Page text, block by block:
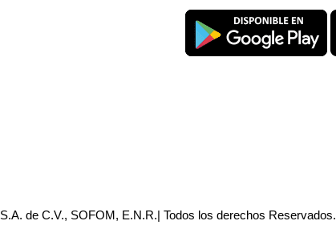
de C.V., SOFOM, E.N.R.| Todos los derechos Reservados.